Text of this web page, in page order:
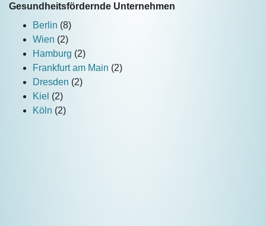
Gesundheitsfördernde Unternehmen
Berlin (8)
Wien (2)
Hamburg (2)
Frankfurt am Main (2)
Dresden (2)
Kiel (2)
Köln (2)